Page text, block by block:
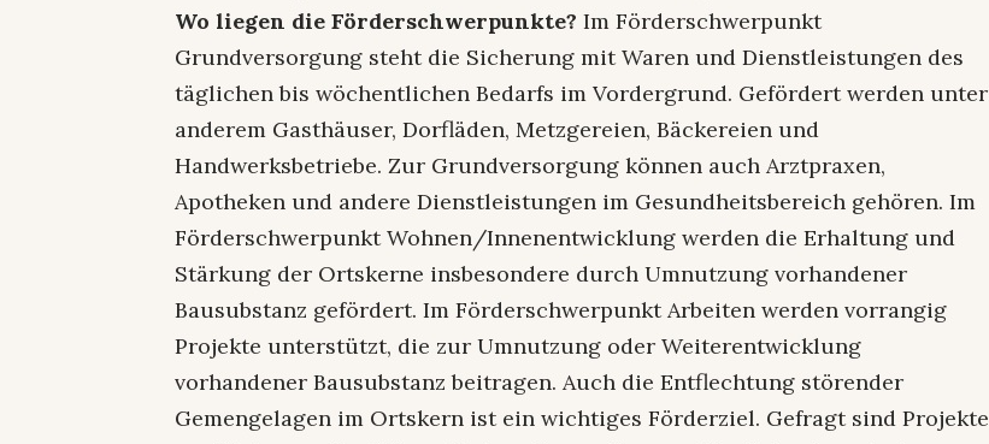
Wo liegen die Förderschwerpunkte?Im Förderschwerpunkt
Grundversorgung steht die Sicherung mit Waren und Dienstleistungen des
täglichen bis wöchentlichen Bedarfs im Vordergrund. Gefördert werden unter
anderem Gasthäuser, Dorfläden, Metzgereien, Bäckereien und
Handwerksbetriebe. Zur Grundversorgung können auch Arztpraxen,
Apotheken und andere Dienstleistungen im Gesundheitsbereich gehören. Im
Förderschwerpunkt Wohnen/Innenentwicklung werden die Erhaltung und
Stärkung der Ortskerne insbesondere durch Umnutzung vorhandener
Bausubstanz gefördert. Im Förderschwerpunkt Arbeiten werden vorrangig
Projekte unterstützt, die zur Umnutzung oder Weiterentwicklung
vorhandener Bausubstanz beitragen. Auch die Entflechtung störender
Gemengelagen im Ortskern ist ein wichtiges Förderziel. Gefragt sind Projekte